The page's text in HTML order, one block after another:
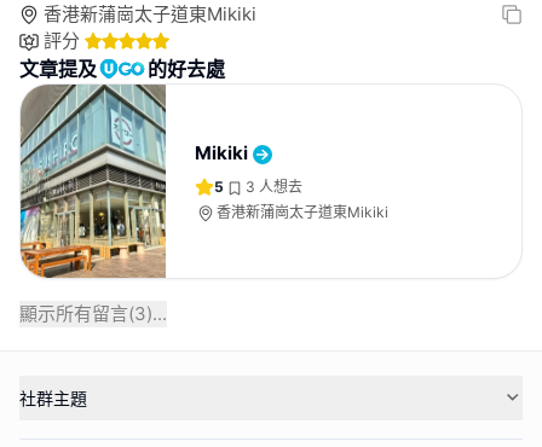
香港新蒲崗太子道東Mikiki
評分
文章提及 的好去處
Mikiki
5 3 人想去
香港新蒲崗太子道東Mikiki
顯示所有留言(3)...
社群主題